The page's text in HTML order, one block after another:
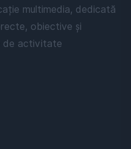
multimedia, dedicată
obiective și
de activitate